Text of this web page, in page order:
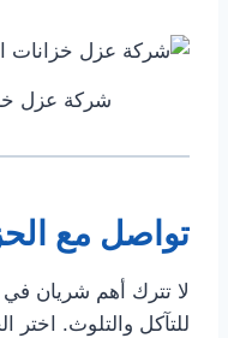
شركة عزل
تواصل مع
لا تترك أهم شريان
للتآكل والتلوث. اختر